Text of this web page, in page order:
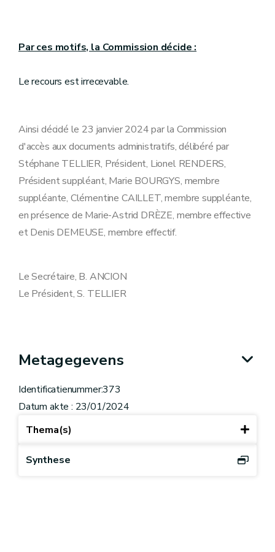
Par ces motifs, la Commission décide :
Le recours est irrecevable.
Ainsi décidé le 23 janvier 2024 par la Commission
d'accès aux documents administratifs, délibéré par
Stéphane TELLIER, Président, Lionel RENDERS,
Président suppléant, Marie BOURGYS, membre
suppléante, Clémentine CAILLET, membre suppléante,
en présence de Marie-Astrid DRÈZE, membre effective
et Denis DEMEUSE, membre effectif.
Le Secrétaire, B. ANCION
Le Président, S. TELLIER
Metagegevens
Identificatienummer:373
Datum akte : 23/01/2024
Thema(s)
Synthese